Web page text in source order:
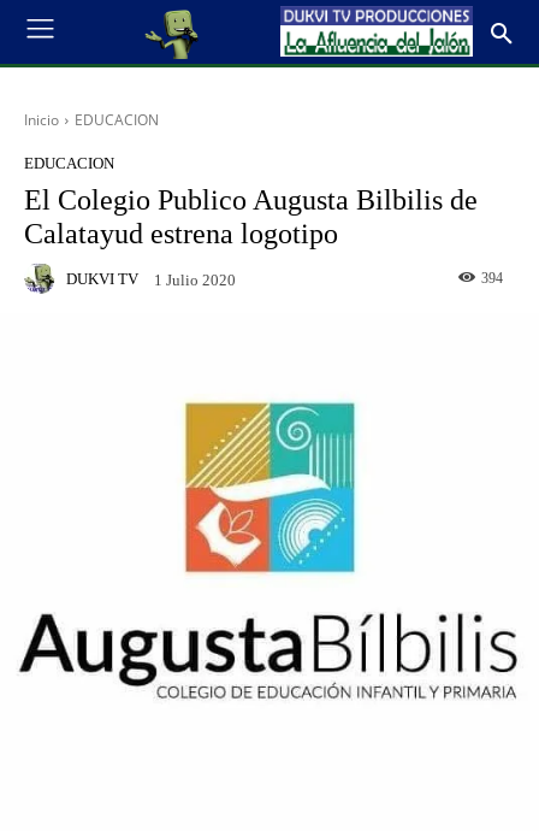
Inicio EDUCACION
EDUCACION
El Colegio Publico Augusta Bilbilis de
Calatayud estrena logotipo
DUKVI TV 1 Julio 2020 394